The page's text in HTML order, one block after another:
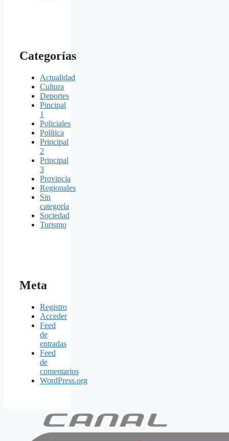
Categorías
Actualidad
Cultura
Deportes
Pincipal
1
Policiales
Política
Principal
2
Principal
3
Provincia
Regionales
Sin
categoría
Sociedad
Turismo
Meta
Registro
Acceder
Feed
de
entradas
Feed
de
comentarios
WordPress.org